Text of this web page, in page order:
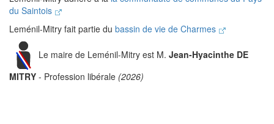
du Saintois
Leménil-Mitry fait partie du bassin de vie de Charmes
Le maire de Leménil-Mitry est M. Jean-Hyacinthe DE
MITRY - Profession libérale (2026)